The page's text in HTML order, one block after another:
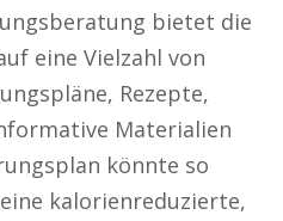
bietet die
eine Vielzahl von
Rezepte,
Materialien
könnte so
kalorienreduzierte,